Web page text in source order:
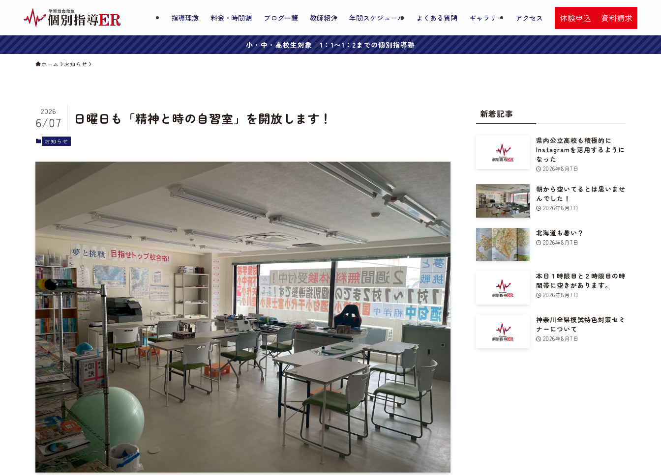
指導理念 料金・時間割 ブログ一覧 教師紹介 年間スケジュール よくある質問 ギャラリー アクセス 体験申込 資料請求
小・中・高校生対象｜1：1〜1：2までの個別指導塾
ホーム お知らせ
日曜日も「精神と時の自習室」を開放します！
2026
6/07
お知らせ
新着記事
県内公立高校も積極的に
Instagramを活用するように
なった
2026年8月7日
朝から空いてるとは思いませ
んでした！
2026年8月7日
北海道も暑い？
2026年8月7日
本日１時限目と２時限目の時
間帯に空きがあります。
2026年8月7日
神奈川全県模試特色対策セミ
ナーについて
2026年8月7日